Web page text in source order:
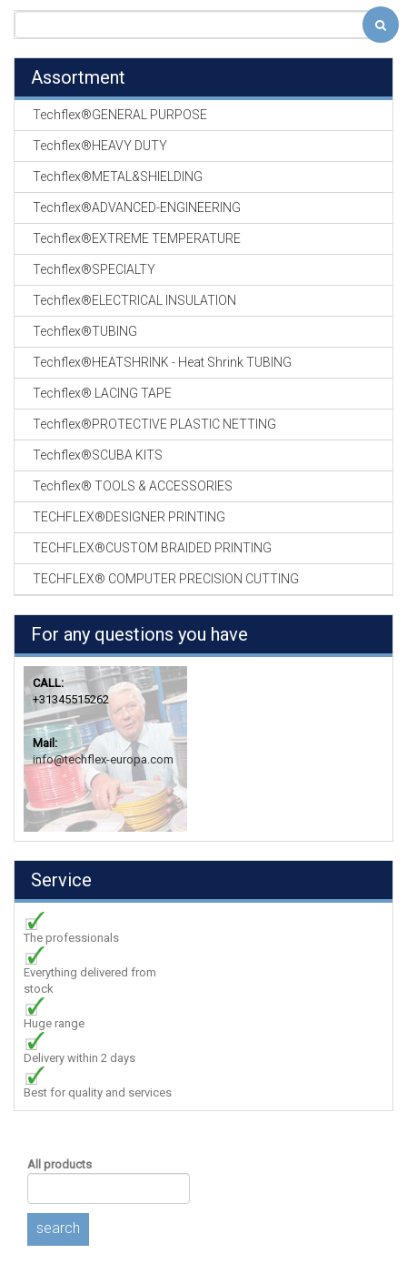
Assortment
Techflex®GENERAL PURPOSE
Techflex®HEAVY DUTY
Techflex®METAL&SHIELDING
Techflex®ADVANCED-ENGINEERING
Techflex®EXTREME TEMPERATURE
Techflex®SPECIALTY
Techflex®ELECTRICAL INSULATION
Techflex®TUBING
Techflex®HEATSHRINK - Heat Shrink TUBING
Techflex® LACING TAPE
Techflex®PROTECTIVE PLASTIC NETTING
Techflex®SCUBA KITS
Techflex® TOOLS & ACCESSORIES
TECHFLEX®DESIGNER PRINTING
TECHFLEX®CUSTOM BRAIDED PRINTING
TECHFLEX® COMPUTER PRECISION CUTTING
For any questions you have
CALL:
+31345515262
Mail:
info@techflex-europa.com
Service
The professionals
Everything delivered from
stock
Huge range
Delivery within 2 days
Best for quality and services
All products
search